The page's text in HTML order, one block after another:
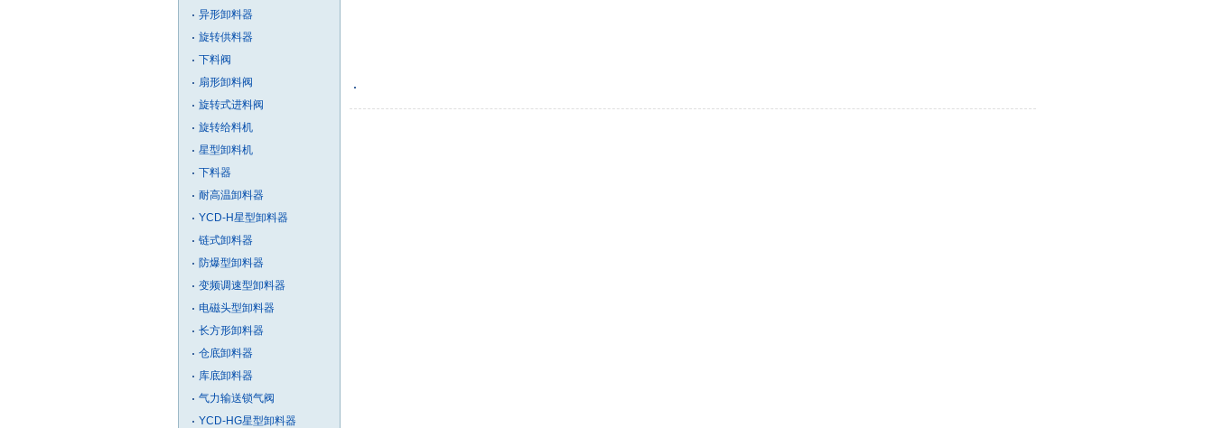
异形卸料器
旋转供料器
下料阀
扇形卸料阀
旋转式进料阀
旋转给料机
星型卸料机
下料器
耐高温卸料器
YCD-H星型卸料器
链式卸料器
防爆型卸料器
变频调速型卸料器
电磁头型卸料器
长方形卸料器
仓底卸料器
库底卸料器
气力输送锁气阀
YCD-HG星型卸料器